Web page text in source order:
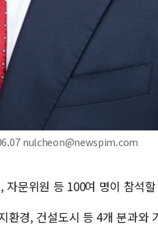
nulcheon@newspim.com
문위원 등 100여 명이 참석
경, 건설도시 등 4개 분과와